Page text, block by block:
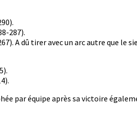
287).
A dû tirer avec un arc autre que le
par équipe après sa victoire